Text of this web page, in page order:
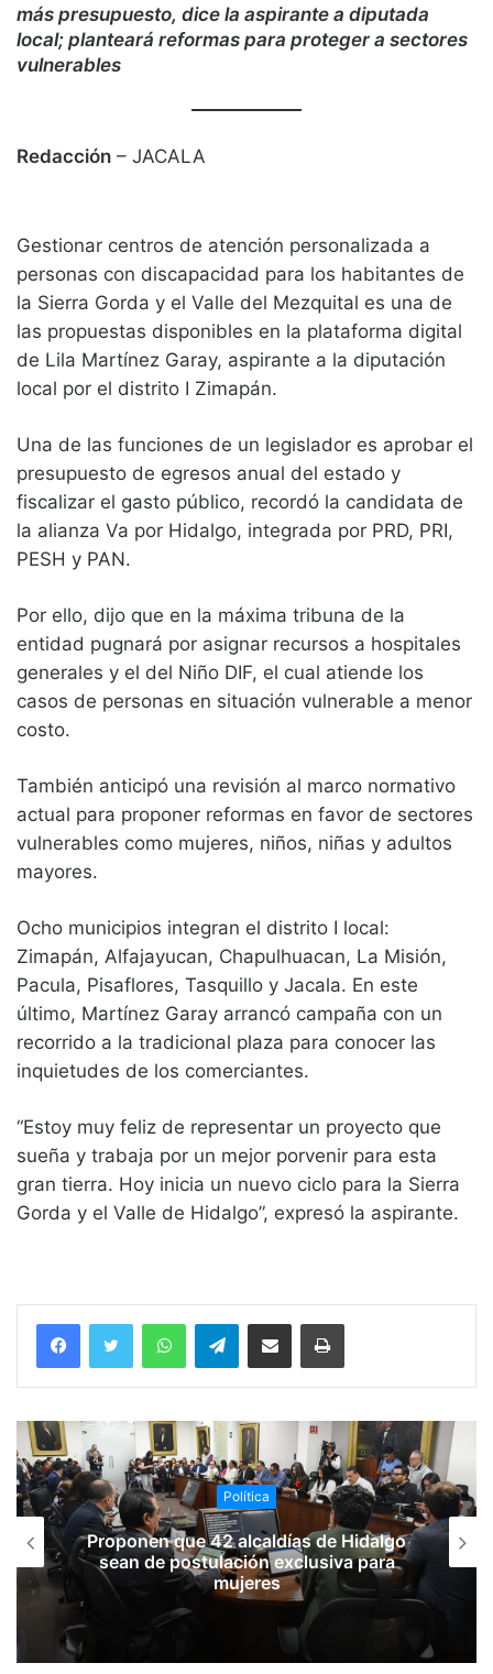
más presupuesto, dice la aspirante a diputada
local; planteará reformas para proteger a sectores
vulnerables
Redacción – JACALA
Gestionar centros de atención personalizada a
personas con discapacidad para los habitantes de
la Sierra Gorda y el Valle del Mezquital es una de
las propuestas disponibles en la plataforma digital
de Lila Martínez Garay, aspirante a la diputación
local por el distrito I Zimapán.
Una de las funciones de un legislador es aprobar el
presupuesto de egresos anual del estado y
fiscalizar el gasto público, recordó la candidata de
la alianza Va por Hidalgo, integrada por PRD, PRI,
PESH y PAN.
Por ello, dijo que en la máxima tribuna de la
entidad pugnará por asignar recursos a hospitales
generales y el del Niño DIF, el cual atiende los
casos de personas en situación vulnerable a menor
costo.
También anticipó una revisión al marco normativo
actual para proponer reformas en favor de sectores
vulnerables como mujeres, niños, niñas y adultos
mayores.
Ocho municipios integran el distrito I local:
Zimapán, Alfajayucan, Chapulhuacan, La Misión,
Pacula, Pisaflores, Tasquillo y Jacala. En este
último, Martínez Garay arrancó campaña con un
recorrido a la tradicional plaza para conocer las
inquietudes de los comerciantes.
“Estoy muy feliz de representar un proyecto que
sueña y trabaja por un mejor porvenir para esta
gran tierra. Hoy inicia un nuevo ciclo para la Sierra
Gorda y el Valle de Hidalgo”, expresó la aspirante.
WhatsAppTelegramCompartir vía email Imprimir
Política
Proponen que 42 alcaldías de Hidalgo
sean de postulación exclusiva para
mujeres